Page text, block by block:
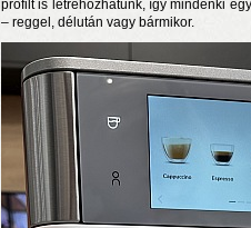
profilt is létrehozhatunk, így mindenki
– reggel, délután vagy bármikor.